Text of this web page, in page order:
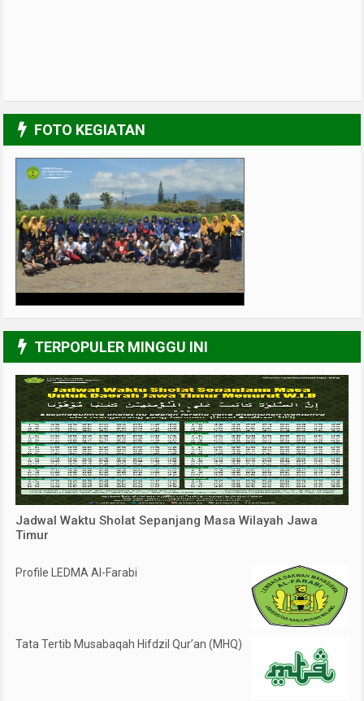
FOTO KEGIATAN
3/6
TERPOPULER MINGGU INI
Jadwal Waktu Sholat Sepanjang Masa Wilayah Jawa
Timur
Profile LEDMA Al-Farabi
Tata Tertib Musabaqah Hifdzil Qur’an (MHQ)